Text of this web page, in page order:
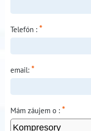
Telefón : *
email: *
Mám záujem o : *